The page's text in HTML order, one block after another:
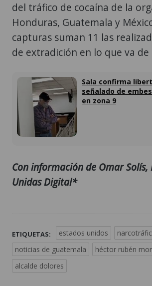
del tráfico de cocaína de la
Honduras, Guatemala y
capturas suman 11 las
de extradición en lo que va de
Sala confirma
señalado de
en zona 9
Con información de Omar Solís,
Unidas Digital*
ETIQUETAS: estados unidos
noticias de guatemala
héctor rubén
alcalde dolores